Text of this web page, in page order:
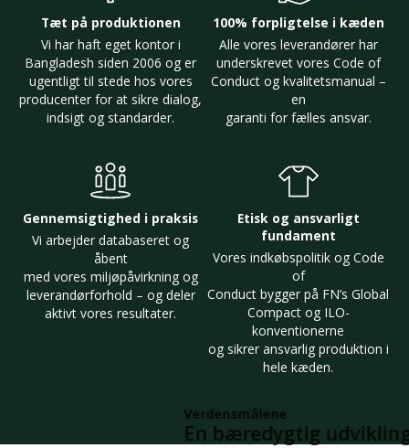
Tæt på produktionen
Vi har haft eget kontor i
Bangladesh siden 2006 og er
ugentligt til stede hos vores
producenter for at sikre dialog,
indsigt og standarder.
100% forpligtelse i kæden
Alle vores leverandører har
underskrevet vores Code of
Conduct og kvalitetsmanual –
en
garanti for fælles ansvar.
Gennemsigtighed i praksis
Vi arbejder databaseret og
åbent
med vores miljøpåvirkning og
leverandørforhold – og deler
aktivt vores resultater.
Etisk og ansvarligt
fundament
Vores indkøbspolitik og Code
of
Conduct bygger på FN’s Global
Compact og ILO-
konventionerne
og sikrer ansvarlig produktion i
hele kæden.
En bæredygtig udvikling